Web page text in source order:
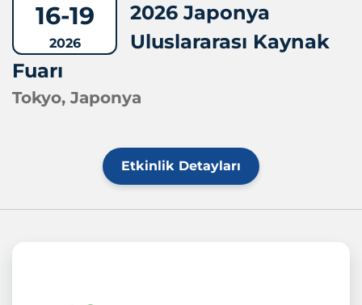
16-19
2026
2026 Japonya
Uluslararası Kaynak
Fuarı
Tokyo, Japonya
Etkinlik Detayları